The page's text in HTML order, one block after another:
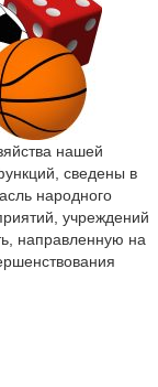
нашей
сведены в
народного
учреждений
направленную на